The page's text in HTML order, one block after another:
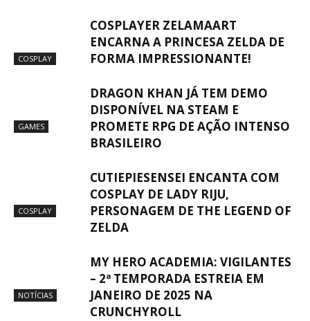
COSPLAY
COSPLAYER ZELAMAART
ENCARNA A PRINCESA ZELDA DE
FORMA IMPRESSIONANTE!
GAMES
DRAGON KHAN JÁ TEM DEMO
DISPONÍVEL NA STEAM E
PROMETE RPG DE AÇÃO INTENSO
BRASILEIRO
COSPLAY
CUTIEPIESENSEI ENCANTA COM
COSPLAY DE LADY RIJU,
PERSONAGEM DE THE LEGEND OF
ZELDA
NOTÍCIAS
MY HERO ACADEMIA: VIGILANTES
– 2ª TEMPORADA ESTREIA EM
JANEIRO DE 2025 NA
CRUNCHYROLL